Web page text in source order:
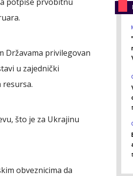
Državama privilegovan
u zajednički
što je za Ukrajinu
obveznicima da